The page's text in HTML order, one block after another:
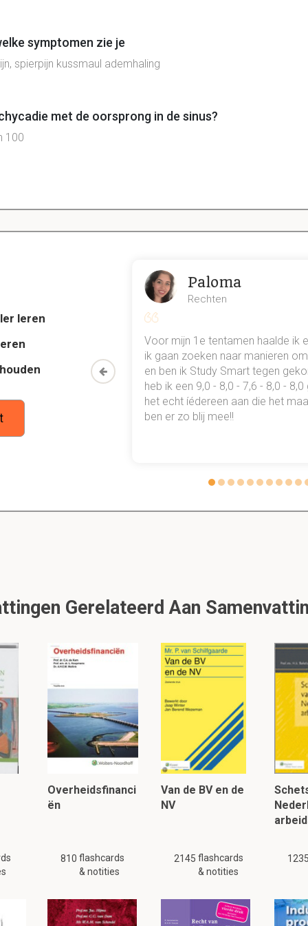
symptomen zie je
spierpijn kussmaul ademhaling
met de oorsprong in de sinus?
100
zuren bij diabetisch acidose en ketoacidose
het voelen van de pols op?
hart
lichaam om de verhouding tussen HCO 3 en pCO2 te
de verschillende fases bij warmte verlies?
waarbij antilichamen worden gemaakt door eerdere
intravasale stolling
bij betrokken?
en het maken van geluid
altijd pathologisch?
erg
lezen, klik hier:
leren
mn
een heel
gewoon
Paloma
Rechten
Voor mijn 1e tentamen haalde ik
ik gaan zoeken naar manieren
en ben ik Study Smart tegen
heb ik een 9,0 - 8,0 - 7,6 - 8,0 -
het echt íédereen aan die het
ben er zo blij mee!!
Gerelateerd Aan
Overheidsfinanci
ën
810 flashcards
& notities
Van de BV en de
NV
2145 flashcards
& notities
1235